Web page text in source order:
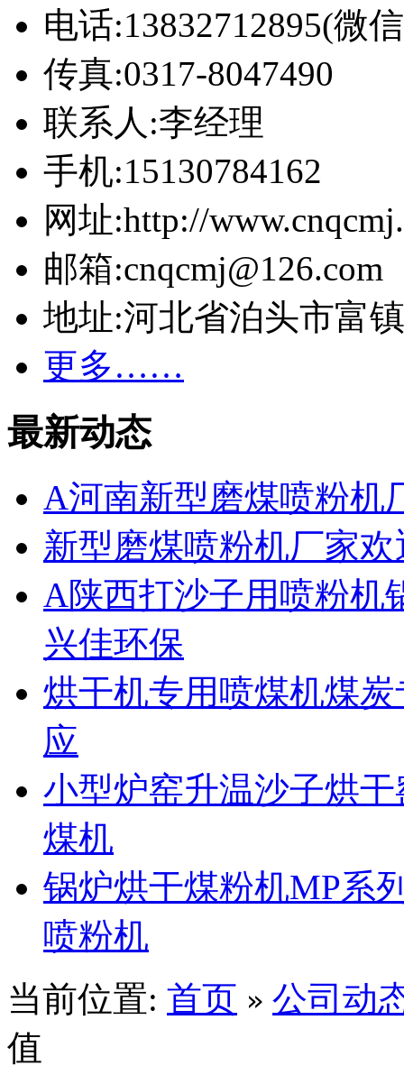
电话:13832712895(微
传真:0317-8047490
联系人:李经理
手机:15130784162
网址:http://
邮箱:cnqcmj@126.com
地址:河北省泊头市富
更多……
最新动态
A河南新型磨煤喷粉机
新型磨煤喷粉机厂家
A陕西打沙子用喷粉机
兴佳环保
烘干机专用喷煤机煤
应
小型炉窑升温沙子烘
煤机
锅炉烘干煤粉机MP系
喷粉机
当前位置: 首页 » 公司动
值